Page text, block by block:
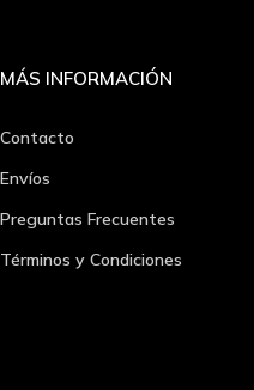
MÁS INFORMACIÓN
Contacto
Envíos
Preguntas Frecuentes
Términos y Condiciones